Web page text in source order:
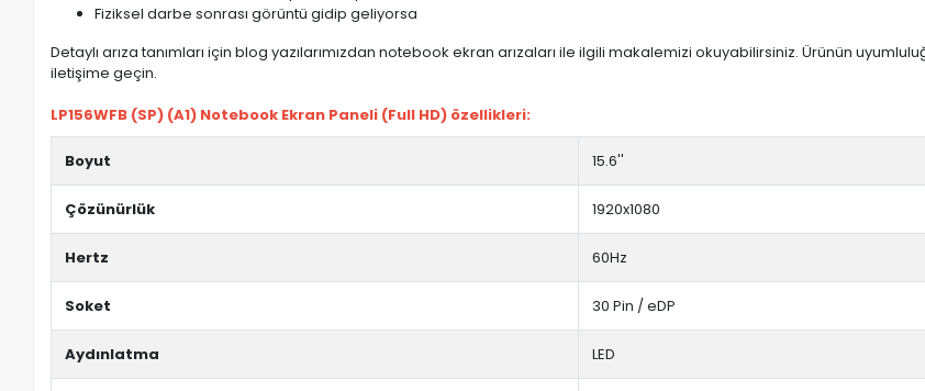
Fiziksel darbe sonrası görüntü gidip geliyorsa
Detaylı arıza tanımları için blog yazılarımızdan notebook ekran arızaları ile ilgili makalemizi okuyabilirsiniz. Ürünün
iletişime geçin.
LP156WFB (SP) (A1) Notebook Ekran Paneli (Full HD) özellikleri:
Boyut 15.6''
Çözünürlük 1920x1080
Hertz 60Hz
Soket 30 Pin / eDP
Aydınlatma LED